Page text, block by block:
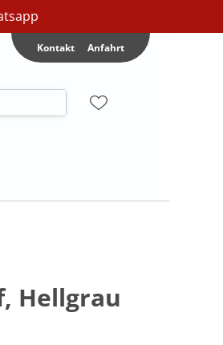
Kontakt Anfahrt
Hellgrau